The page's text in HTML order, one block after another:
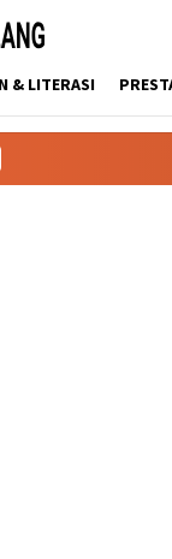
& LITERASI